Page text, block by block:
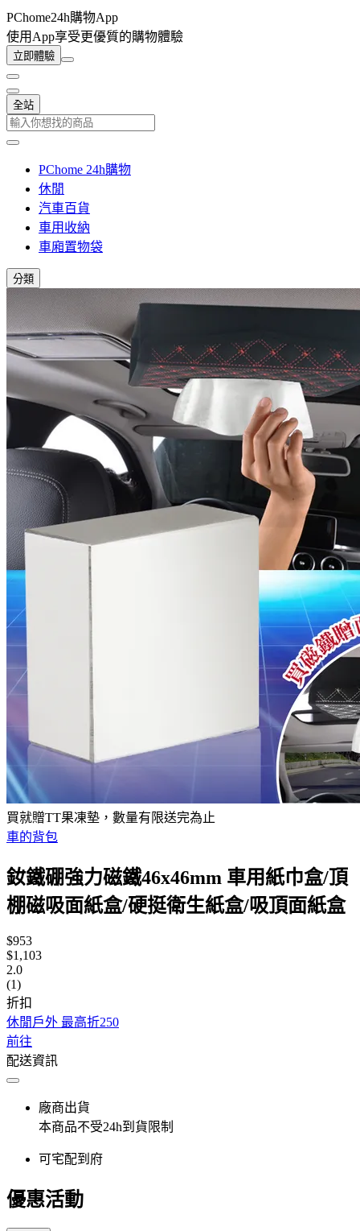
PChome24h購物App
使用App享受更優質的購物體驗
立即體驗
全站
PChome 24h購物
休閒
汽車百貨
車用收納
車廂置物袋
分類
買就贈TT果凍墊，數量有限送完為止
車的背包
釹鐵硼強力磁鐵46x46mm 車用紙巾盒/頂
棚磁吸面紙盒/硬挺衛生紙盒/吸頂面紙盒
$953
$1,103
2.0
(1)
折扣
休閒戶外 最高折250
前往
配送資訊
廠商出貨
本商品不受24h到貨限制
可宅配到府
優惠活動